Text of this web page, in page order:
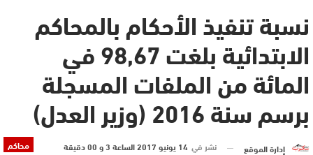
نسبة تنفيذ الأحكام بالمحاكم
الابتدائية بلغت 98,67 في
المائة من الملفات المسجلة
برسم سنة 2016 (وزير العدل)
محاكم إدارة الموقع نشر في 14 يونيو 2017 الساعة 3 و 00 دقيقة